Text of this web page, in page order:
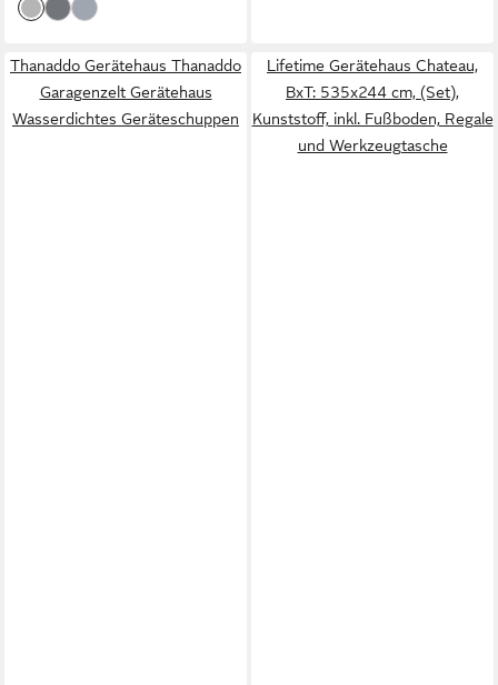
Thanaddo Gerätehaus Thanaddo
Garagenzelt Gerätehaus
Wasserdichtes Geräteschuppen
Lifetime Gerätehaus Chateau,
BxT: 535x244 cm, (Set),
Kunststoff, inkl. Fußboden, Regale
und Werkzeugtasche